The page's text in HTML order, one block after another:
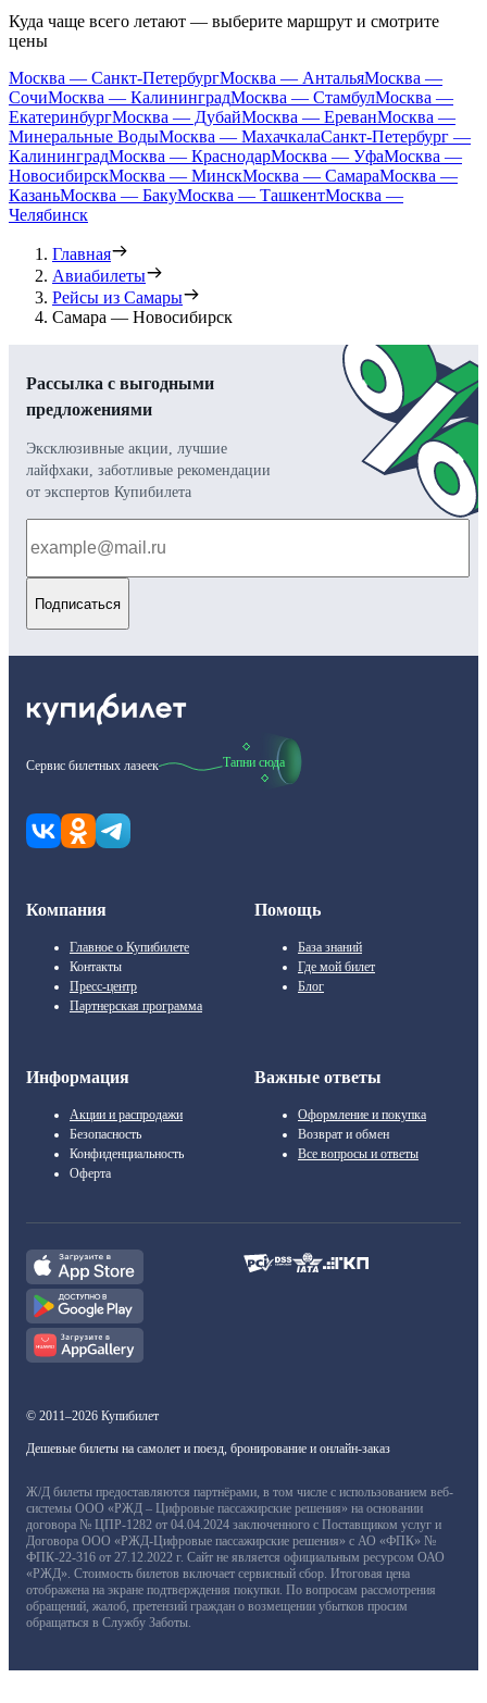
Куда чаще всего летают — выберите маршрут и смотрите
цены
Москва — Санкт-ПетербургМосква — АнтальяМосква —
СочиМосква — КалининградМосква — СтамбулМосква —
ЕкатеринбургМосква — ДубайМосква — ЕреванМосква —
Минеральные ВодыМосква — МахачкалаСанкт-Петербург —
КалининградМосква — КраснодарМосква — УфаМосква —
НовосибирскМосква — МинскМосква — СамараМосква —
КазаньМосква — БакуМосква — ТашкентМосква —
Челябинск
Главная
Авиабилеты
Рейсы из Самары
Самара — Новосибирск
Рассылка с выгодными
предложениями
Эксклюзивные акции, лучшие
лайфхаки, заботливые рекомендации
от экспертов Купибилета
Подписаться
Сервис билетных лазеек Тапни сюда
Компания
Главное о Купибилете
Контакты
Пресс-центр
Партнерская программа
Помощь
База знаний
Где мой билет
Блог
Информация
Акции и распродажи
Безопасность
Конфиденциальность
Оферта
Важные ответы
Оформление и покупка
Возврат и обмен
Все вопросы и ответы
© 2011–2026 Купибилет
Дешевые билеты на самолет и поезд, бронирование и онлайн-заказ
Ж/Д билеты предоставляются партнёрами, в том числе с использованием веб-
системы ООО «РЖД – Цифровые пассажирские решения» на основании
договора № ЦПР-1282 от 04.04.2024 заключенного с Поставщиком услуг и
Договора ООО «РЖД-Цифровые пассажирские решения» с АО «ФПК» №
ФПК-22-316 от 27.12.2022 г. Сайт не является официальным ресурсом ОАО
«РЖД». Стоимость билетов включает сервисный сбор. Итоговая цена
отображена на экране подтверждения покупки. По вопросам рассмотрения
обращений, жалоб, претензий граждан о возмещении убытков просим
обращаться в Службу Заботы.